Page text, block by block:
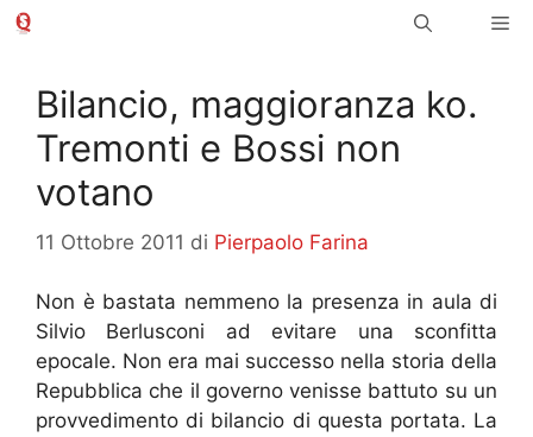
Vai
Bilancio, maggioranza ko.
Tremonti e Bossi non
votano
11 Ottobre 2011 di Pierpaolo Farina
Non è bastata nemmeno la presenza in aula di
Silvio Berlusconi ad evitare una sconfitta
epocale. Non era mai successo nella storia della
Repubblica che il governo venisse battuto su un
provvedimento di bilancio di questa portata. La